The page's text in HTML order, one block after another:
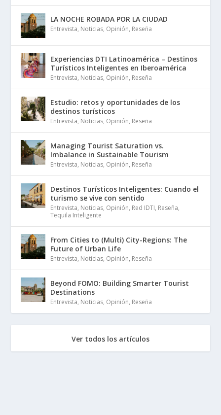
LA NOCHE ROBADA POR LA CIUDAD
Entrevista, Noticias, Opinión, Reseña
Experiencias DTI Latinoamérica – Destinos
Turísticos Inteligentes en Iberoamérica
Entrevista, Noticias, Opinión, Reseña
Estudio: retos y oportunidades de los
destinos turísticos
Entrevista, Noticias, Opinión, Reseña
Managing Tourist Saturation vs.
Imbalance in Sustainable Tourism
Entrevista, Noticias, Opinión, Reseña
Destinos Turísticos Inteligentes: Cuando el
turismo se vive con sentido
Entrevista, Noticias, Opinión, Red IDTI, Reseña,
Tequila Inteligente
From Cities to (Multi) City-Regions: The
Future of Urban Life
Entrevista, Noticias, Opinión, Reseña
Beyond FOMO: Building Smarter Tourist
Destinations
Entrevista, Noticias, Opinión, Reseña
Ver todos los artículos